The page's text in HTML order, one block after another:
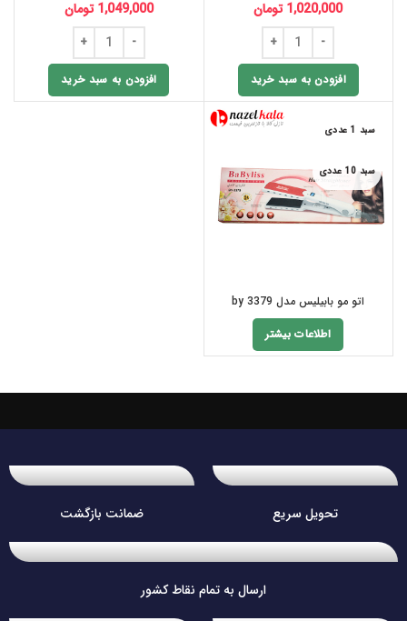
1,020,000 تومان
افزودن به سبد خرید
1,049,000 تومان
افزودن به سبد خرید
سبد 1 عددی
سبد 10 عددی
اتو مو بابیلیس مدل by 3379
اطلاعات بیشتر
تحویل سریع ضمانت بازگشت
ارسال به تمام نقاط کشور